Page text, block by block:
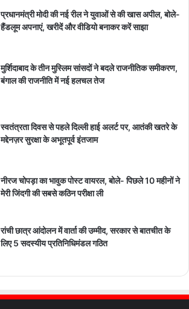
प्रधानमंत्री मोदी की नई रील ने युवाओं से की खास अपील, बोले-
हैंडलूम अपनाएं, खरीदें और वीडियो बनाकर करें साझा
मुर्शिदाबाद के तीन मुस्लिम सांसदों ने बदले राजनीतिक समीकरण,
बंगाल की राजनीति में नई हलचल तेज
स्वतंत्रता दिवस से पहले दिल्ली हाई अलर्ट पर, आतंकी खतरे के
मद्देनज़र सुरक्षा के अभूतपूर्व इंतजाम
नीरज चोपड़ा का भावुक पोस्ट वायरल, बोले- पिछले 10 महीनों ने
मेरी जिंदगी की सबसे कठिन परीक्षा ली
रांची छात्र आंदोलन में वार्ता की उम्मीद, सरकार से बातचीत के
लिए 5 सदस्यीय प्रतिनिधिमंडल गठित